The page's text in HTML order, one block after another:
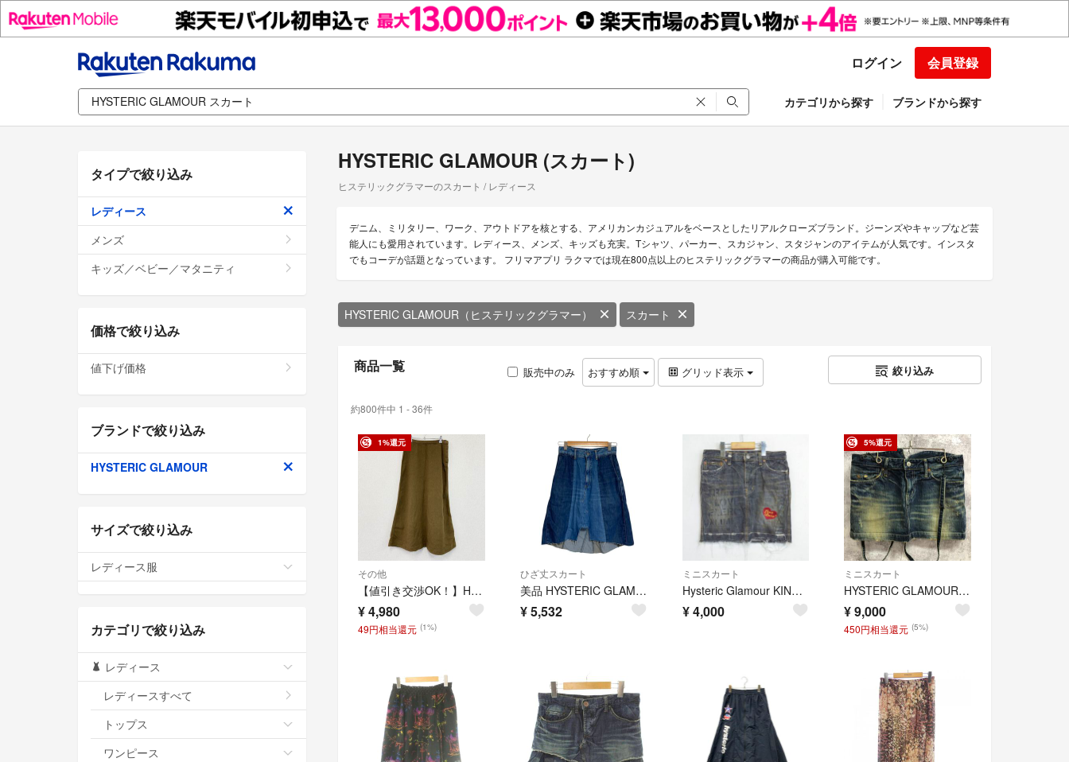
ログイン 会員登録
カテゴリから探す ブランドから探す
HYSTERIC GLAMOUR (スカート)
ヒステリックグラマーのスカート / レディース
デニム、ミリタリー、ワーク、アウトドアを核とする、アメリカンカジュアルをベースとしたリアルクローズブランド。ジーンズやキャップなど芸
能人にも愛用されています。レディース、メンズ、キッズも充実。Tシャツ、パーカー、スカジャン、スタジャンのアイテムが人気です。インスタ
でもコーデが話題となっています。 フリマアプリ ラクマでは現在800点以上のヒステリックグラマーの商品が購入可能です。
HYSTERIC GLAMOUR（ヒステリックグラマー） スカート
商品一覧 販売中のみ おすすめ順 グリッド表示 絞り込み
約800件中 1 - 36件
1%還元
その他
【値引き交渉OK！】Hysteric Glamour ヒステリックグラマー ロングスカート 茶色 ブラウン Fサイズ 古着
¥4,980
49円相当還元 (1%)
ひざ丈スカート
美品 HYSTERIC GLAMOUR ヒステリックグラマー KINKY キンキー フレア パッチワークデニムスカート サイズ24 インディゴブルー レディース 古着 中古 USED
¥5,532
ミニスカート
Hysteric Glamour KINKY JEANS ヒステリックグラマー デニム タイト ミニスカート カットオフ ステンシル ハート ワッペン 刺繍 archive vintage ブラック Y2K E757
¥4,000
5%還元
ミニスカート
HYSTERIC GLAMOUR ヒステリックグラマー デニムスカート サスペンダー付 ダメージ加工 レディース【F1718-004】
¥9,000
450円相当還元 (5%)
タイプで絞り込み
レディース
メンズ
キッズ／ベビー／マタニティ
価格で絞り込み
値下げ価格
ブランドで絞り込み
HYSTERIC GLAMOUR
サイズで絞り込み
レディース服
カテゴリで絞り込み
レディース
レディースすべて
トップス
ワンピース